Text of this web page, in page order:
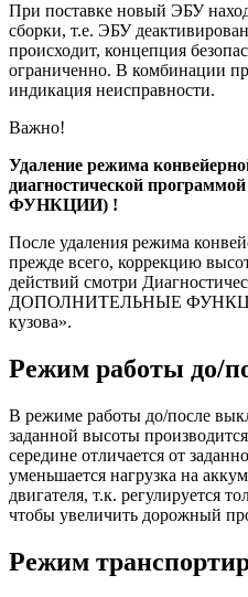
При поставке новый ЭБУ
сборки, т.е. ЭБУ
происходит, концепция
ограниченно. В комбинации
индикация неисправности.
Важно!
Удаление режима
диагностической
ФУНКЦИИ) !
После удаления режима
прежде всего, коррекцию
действий смотри
ДОПОЛНИТЕЛЬНЫЕ
кузова».
Режим работы до/
В режиме работы до/после
заданной высоты
середине отличается от
уменьшается нагрузка на
двигателя, т.к. регулируется
чтобы увеличить дорожный
Режим